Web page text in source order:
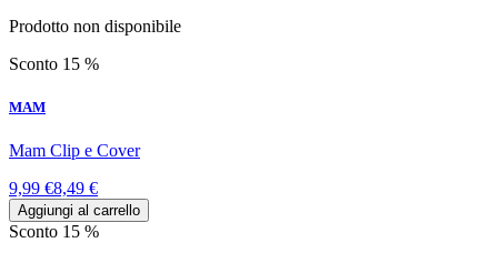
Prodotto non disponibile
Sconto 15 %
MAM
Mam Clip e Cover
9,99 €8,49 €
Aggiungi al carrello
Sconto 15 %